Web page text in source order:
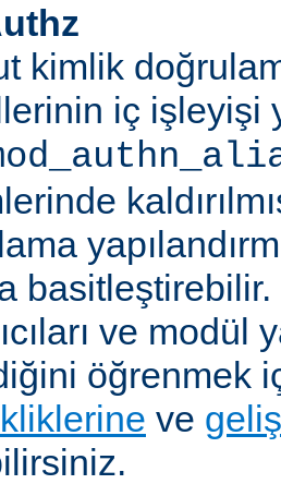
kimlik
iç işleyişi
ve modül
öğrenmek
ve